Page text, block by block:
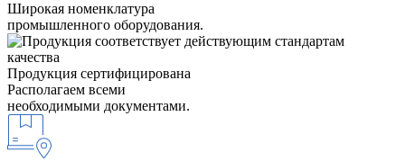
Широкая номенклатура
промышленного оборудования.
Продукция сертифицирована
Располагаем всеми
необходимыми документами.